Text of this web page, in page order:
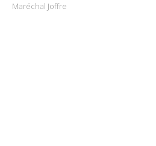
Maréchal Joffre